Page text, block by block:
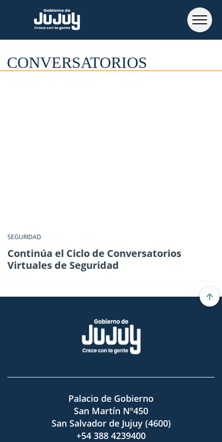
CONVERSATORIOS
SEGURIDAD
Continúa el Ciclo de Conversatorios
Virtuales de Seguridad
Palacio de Gobierno
San Martín Nº450
San Salvador de Jujuy (4600)
+54 388 4239400